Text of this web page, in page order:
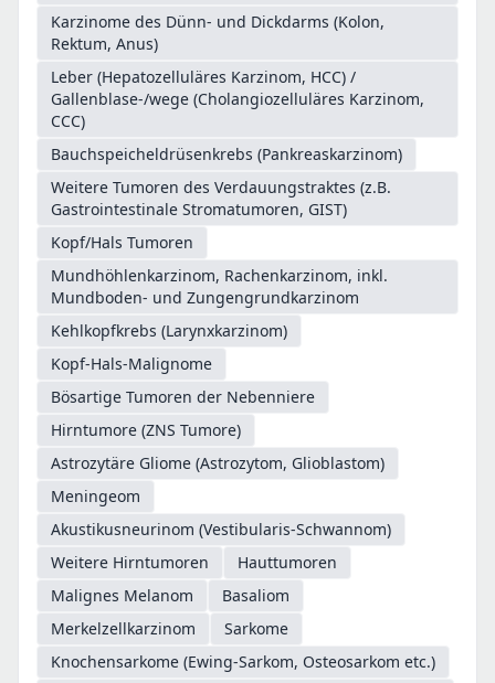
Karzinome des Dünn- und Dickdarms (Kolon,
Rektum, Anus)
Leber (Hepatozelluläres Karzinom, HCC) /
Gallenblase-/wege (Cholangiozelluläres Karzinom,
CCC)
Bauchspeicheldrüsenkrebs (Pankreaskarzinom)
Weitere Tumoren des Verdauungstraktes (z.B.
Gastrointestinale Stromatumoren, GIST)
Kopf/Hals Tumoren
Mundhöhlenkarzinom, Rachenkarzinom, inkl.
Mundboden- und Zungengrundkarzinom
Kehlkopfkrebs (Larynxkarzinom)
Kopf-Hals-Malignome
Bösartige Tumoren der Nebenniere
Hirntumore (ZNS Tumore)
Astrozytäre Gliome (Astrozytom, Glioblastom)
Meningeom
Akustikusneurinom (Vestibularis-Schwannom)
Weitere Hirntumoren
Hauttumoren
Malignes Melanom
Basaliom
Merkelzellkarzinom
Sarkome
Knochensarkome (Ewing-Sarkom, Osteosarkom etc.)